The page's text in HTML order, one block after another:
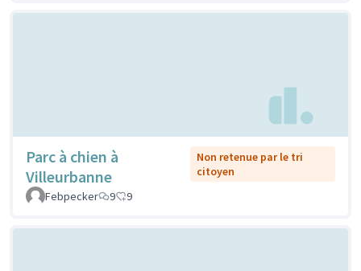
Parc à chien à
Villeurbanne
Non retenue par le tri
citoyen
Febpecker
9 9